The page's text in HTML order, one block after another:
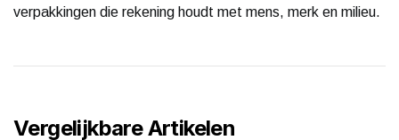
verpakkingen die rekening houdt met mens, merk en milieu.
Vergelijkbare Artikelen